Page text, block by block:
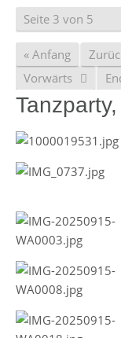
Seite 3 von 5
« Anfang
Vorwärts